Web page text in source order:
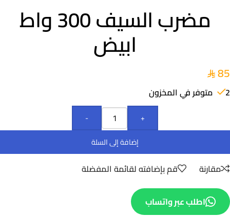
مضرب السيف 300 واط
ابيض
85
2 متوفر في المخزون
-
+
إضافة إلى السلة
مقارنة قم بإضافته لقائمة المفضلة
اطلب عبر واتساب